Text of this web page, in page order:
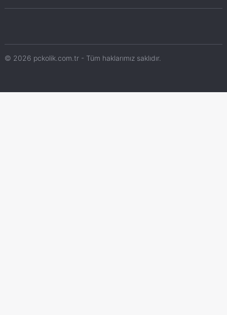
© 2026 pckolik.com.tr - Tüm haklarımız saklıdır.